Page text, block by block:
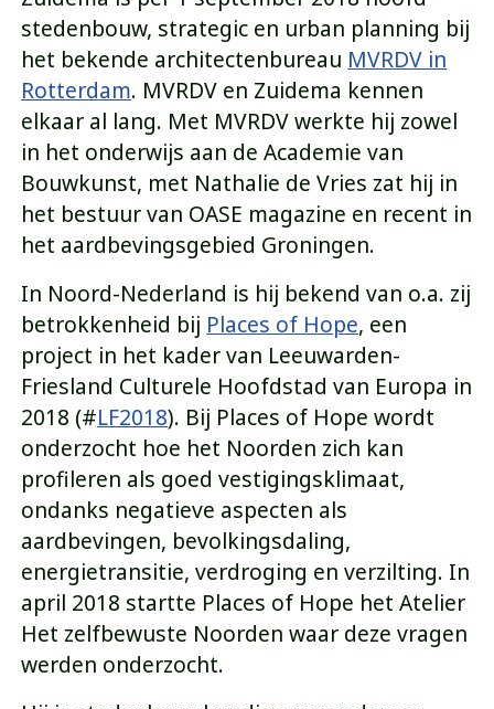
stedenbouw, strategic en urban planning bij
het bekende architectenbureau MVRDV in
Rotterdam. MVRDV en Zuidema kennen
elkaar al lang. Met MVRDV werkte hij zowel
in het onderwijs aan de Academie van
Bouwkunst, met Nathalie de Vries zat hij in
het bestuur van OASE magazine en recent in
het aardbevingsgebied Groningen.
In Noord-Nederland is hij bekend van o.a. zij
betrokkenheid bij Places of Hope, een
project in het kader van Leeuwarden-
Friesland Culturele Hoofdstad van Europa in
2018 (#LF2018). Bij Places of Hope wordt
onderzocht hoe het Noorden zich kan
profileren als goed vestigingsklimaat,
ondanks negatieve aspecten als
aardbevingen, bevolkingsdaling,
energietransitie, verdroging en verzilting. In
april 2018 startte Places of Hope het Atelier
Het zelfbewuste Noorden waar deze vragen
werden onderzocht.